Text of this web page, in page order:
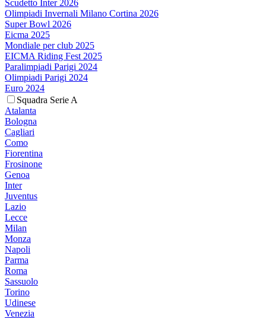
Scudetto Inter 2026
Olimpiadi Invernali Milano Cortina 2026
Super Bowl 2026
Eicma 2025
Mondiale per club 2025
EICMA Riding Fest 2025
Paralimpiadi Parigi 2024
Olimpiadi Parigi 2024
Euro 2024
Squadra Serie A
Atalanta
Bologna
Cagliari
Como
Fiorentina
Frosinone
Genoa
Inter
Juventus
Lazio
Lecce
Milan
Monza
Napoli
Parma
Roma
Sassuolo
Torino
Udinese
Venezia